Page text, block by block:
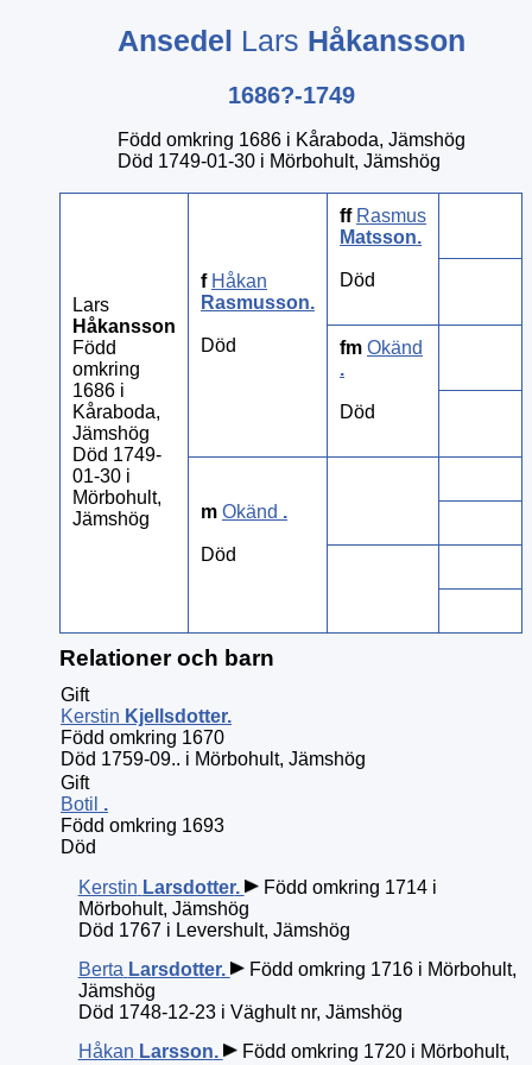
Ansedel Lars Håkansson
1686?-1749
Född omkring 1686 i Kåraboda, Jämshög
Död 1749-01-30 i Mörbohult, Jämshög
Lars
Håkansson
Född
omkring
1686 i
Kåraboda,
Jämshög
Död 1749-
01-30 i
Mörbohult,
Jämshög
f Håkan
Rasmusson.
Död
ff Rasmus
Matsson.
Död
fm Okänd
.
Död
m Okänd .
Död
Relationer och barn
Gift
Kerstin Kjellsdotter.
Född omkring 1670
Död 1759-09.. i Mörbohult, Jämshög
Gift
Botil .
Född omkring 1693
Död
Kerstin Larsdotter.
Född omkring 1714 i
Mörbohult, Jämshög
Död 1767 i Levershult, Jämshög
Berta Larsdotter.
Född omkring 1716 i Mörbohult,
Jämshög
Död 1748-12-23 i Väghult nr, Jämshög
Håkan Larsson.
Född omkring 1720 i Mörbohult,